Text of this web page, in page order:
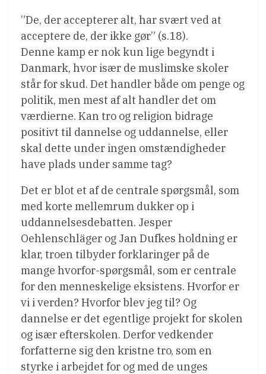
”De, der accepterer alt, har svært ved at
acceptere de, der ikke gør” (s.18).
Denne kamp er nok kun lige begyndt i
Danmark, hvor især de muslimske skoler
står for skud. Det handler både om penge og
politik, men mest af alt handler det om
værdierne. Kan tro og religion bidrage
positivt til dannelse og uddannelse, eller
skal dette under ingen omstændigheder
have plads under samme tag?
Det er blot et af de centrale spørgsmål, som
med korte mellemrum dukker op i
uddannelsesdebatten. Jesper
Oehlenschläger og Jan Dufkes holdning er
klar, troen tilbyder forklaringer på de
mange hvorfor-spørgsmål, som er centrale
for den menneskelige eksistens. Hvorfor er
vi i verden? Hvorfor blev jeg til? Og
dannelse er det egentlige projekt for skolen
og især efterskolen. Derfor vedkender
forfatterne sig den kristne tro, som en
styrke i arbejdet for og med de unges